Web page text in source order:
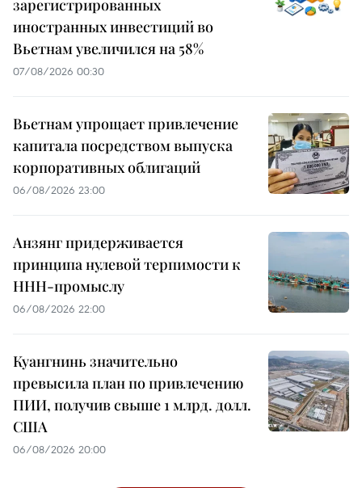
зарегистрированных
иностранных инвестиций во
Вьетнам увеличился на 58%
07/08/2026 00:30
Вьетнам упрощает привлечение
капитала посредством выпуска
корпоративных облигаций
06/08/2026 23:00
Анзянг придерживается
принципа нулевой терпимости к
ННН-промыслу
06/08/2026 22:00
Куангнинь значительно
превысила план по привлечению
ПИИ, получив свыше 1 млрд. долл.
США
06/08/2026 20:00